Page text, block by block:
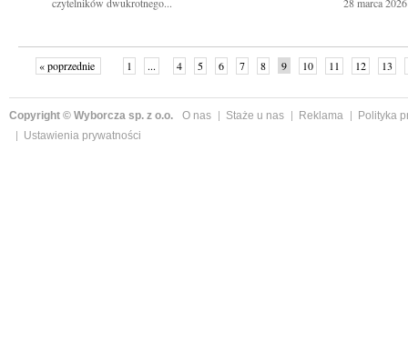
« poprzednie 1 ... 4 5 6 7 8 9 10 11 12 13
Copyright © Wyborcza sp. z o.o. O nas Staże u nas Reklama
Polityka
Ustawienia prywatności